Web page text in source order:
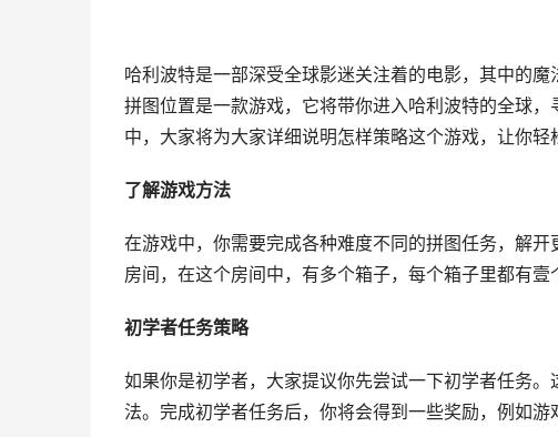
哈利波特是一部深受全球影迷关注着的电影，其中的
拼图位置是一款游戏，它将带你进入哈利波特的全球
中，大家将为大家详细说明怎样策略这个游戏，让你轻
了解游戏方法
在游戏中，你需要完成各种难度不同的拼图任务，解
房间，在这个房间中，有多个箱子，每个箱子里都有壹
初学者任务策略
如果你是初学者，大家提议你先尝试一下初学者任务
法。完成初学者任务后，你将会得到一些奖励，例如游